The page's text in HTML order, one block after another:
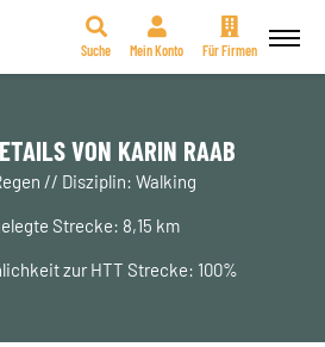
Suche Mein Konto Für Firmen
VON KARIN RAAB
// Disziplin: Walking
Strecke: 8,15 km
zur HTT Strecke: 100%